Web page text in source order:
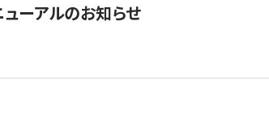
ーアルのお知らせ